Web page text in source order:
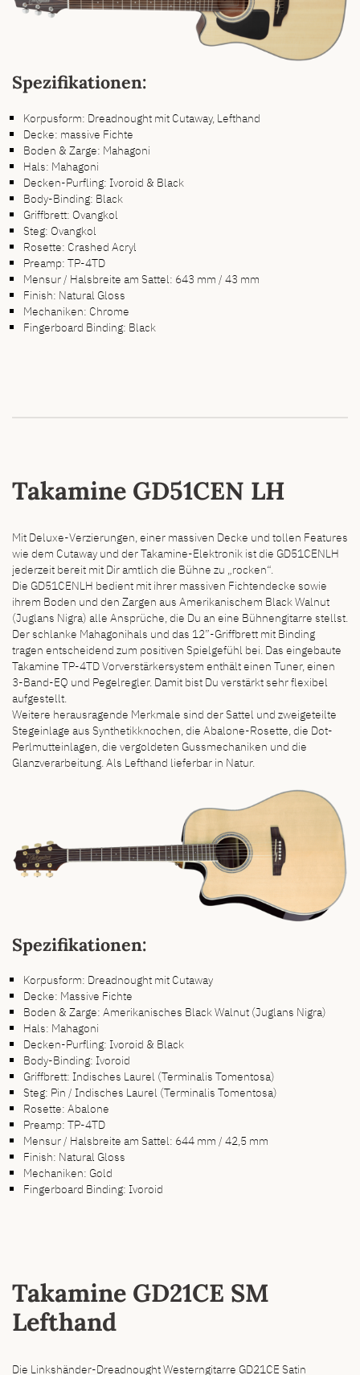
Spezifikationen:
Korpusform: Dreadnought mit Cutaway, Lefthand
Decke: massive Fichte
Boden & Zarge: Mahagoni
Hals: Mahagoni
Decken-Purfling: Ivoroid & Black
Body-Binding: Black
Griffbrett: Ovangkol
Steg: Ovangkol
Rosette: Crashed Acryl
Preamp: TP-4TD
Mensur / Halsbreite am Sattel: 643 mm / 43 mm
Finish: Natural Gloss
Mechaniken: Chrome
Fingerboard Binding: Black
Takamine GD51CEN LH
Mit Deluxe-Verzierungen, einer massiven Decke und tollen Features
wie dem Cutaway und der Takamine-Elektronik ist die GD51CENLH
jederzeit bereit mit Dir amtlich die Bühne zu „rocken“.
Die GD51CENLH bedient mit ihrer massiven Fichtendecke sowie
ihrem Boden und den Zargen aus Amerikanischem Black Walnut
(Juglans Nigra) alle Ansprüche, die Du an eine Bühnengitarre stellst.
Der schlanke Mahagonihals und das 12”-Griffbrett mit Binding
tragen entscheidend zum positiven Spielgefühl bei. Das eingebaute
Takamine TP-4TD Vorverstärkersystem enthält einen Tuner, einen
3-Band-EQ und Pegelregler. Damit bist Du verstärkt sehr flexibel
aufgestellt.
Weitere herausragende Merkmale sind der Sattel und zweigeteilte
Stegeinlage aus Synthetikknochen, die Abalone-Rosette, die Dot-
Perlmutteinlagen, die vergoldeten Gussmechaniken und die
Glanzverarbeitung. Als Lefthand lieferbar in Natur.
Spezifikationen:
Korpusform: Dreadnought mit Cutaway
Decke: Massive Fichte
Boden & Zarge: Amerikanisches Black Walnut (Juglans Nigra)
Hals: Mahagoni
Decken-Purfling: Ivoroid & Black
Body-Binding: Ivoroid
Griffbrett: Indisches Laurel (Terminalis Tomentosa)
Steg: Pin / Indisches Laurel (Terminalis Tomentosa)
Rosette: Abalone
Preamp: TP-4TD
Mensur / Halsbreite am Sattel: 644 mm / 42,5 mm
Finish: Natural Gloss
Mechaniken: Gold
Fingerboard Binding: Ivoroid
Takamine GD21CE SM
Lefthand
Die Linkshänder-Dreadnought Westerngitarre GD21CE Satin